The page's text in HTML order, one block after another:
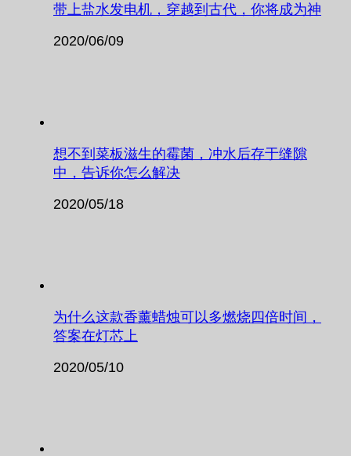
带上盐水发电机，穿越到古代，你将成为神
2020/06/09
想不到菜板滋生的霉菌，冲水后存于缝隙
中，告诉你怎么解决
2020/05/18
为什么这款香薰蜡烛可以多燃烧四倍时间，
答案在灯芯上
2020/05/10